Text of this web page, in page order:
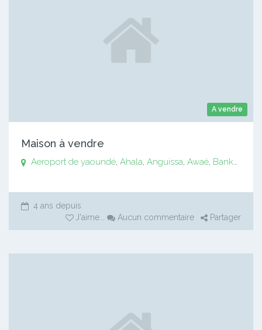
A vendre
Maison à vendre
Aeroport de yaoundé, Ahala, Anguissa, Awaé, Bankomo
4 ans depuis
J'aime ... Aucun commentaire Partager